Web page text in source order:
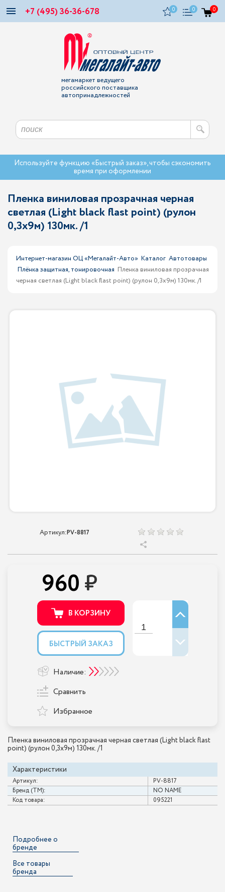
+7 (495) 36-36-678 0 0 0
мегамаркет ведущего
российского поставщика
автопринадлежностей
Используйте функцию «Быстрый заказ», чтобы сэкономить
время при оформлении
Пленка виниловая прозрачная черная
светлая (Light black flast point) (рулон
0,3х9м) 130мк. /1
Интернет-магазин ОЦ «Мегалайт-Авто» Каталог Автотовары
Плёнка защитная, тонировочная Пленка виниловая прозрачная
черная светлая (Light black flast point) (рулон 0,3х9м) 130мк. /1
Артикул:PV-8817
Пленка виниловая прозрачная черная светлая (Light black flast
point) (рулон 0,3х9м) 130мк. /1
Характеристики
Артикул:
PV-8817
Бренд (ТМ):
NO NAME
Код товара:
095221
960
В КОРЗИНУ
БЫСТРЫЙ ЗАКАЗ
Наличие:
Сравнить
Избранное
Подробнее о
бренде
Все товары
бренда